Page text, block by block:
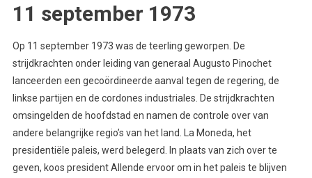
11 september 1973
Op 11 september 1973 was de teerling geworpen. De
strijdkrachten onder leiding van generaal Augusto Pinochet
lanceerden een gecoördineerde aanval tegen de regering, de
linkse partijen en de cordones industriales. De strijdkrachten
omsingelden de hoofdstad en namen de controle over van
andere belangrijke regio’s van het land. La Moneda, het
presidentiële paleis, werd belegerd. In plaats van zich over te
geven, koos president Allende ervoor om in het paleis te blijven